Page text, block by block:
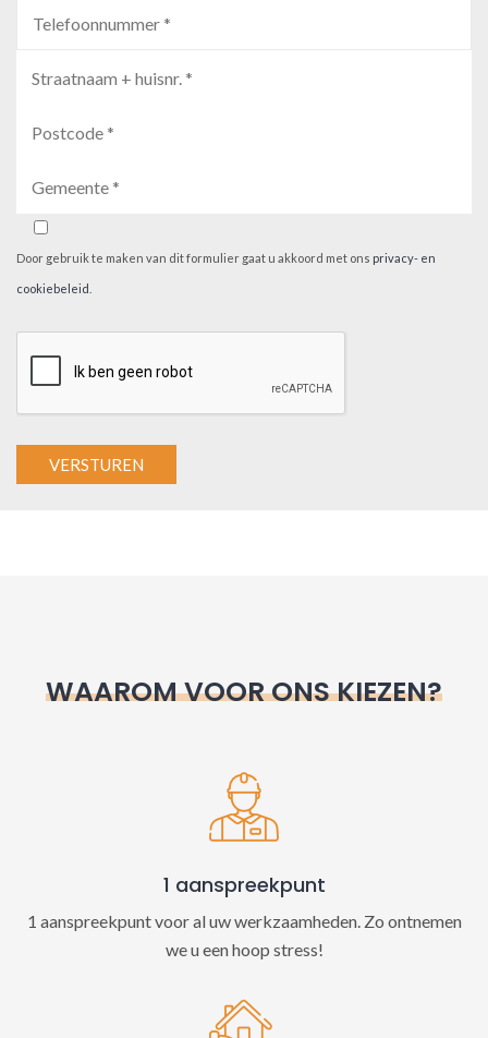
Door gebruik te maken van dit formulier gaat u akkoord met ons privacy- en
cookiebeleid
WAAROM VOOR ONS KIEZEN?
1 aanspreekpunt
1 aanspreekpunt voor al uw werkzaamheden. Zo ontnemen
we u een hoop stress!